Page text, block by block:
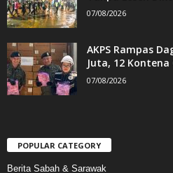
07/08/2026
AKPS Rampas
Juta, 12
07/08/2026
POPULAR CATEGORY
Berita Sabah & Sarawak